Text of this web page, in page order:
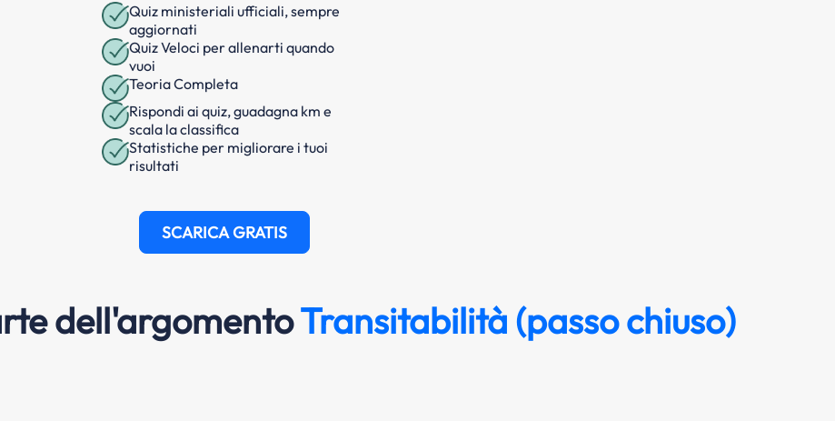
Quiz ministeriali ufficiali, sempre
aggiornati
Quiz Veloci per allenarti quando
vuoi
Teoria Completa
Rispondi ai quiz, guadagna km e
scala la classifica
Statistiche per migliorare i tuoi
risultati
SCARICA GRATIS
dell'argomentoTransitabilità (passo chiuso)